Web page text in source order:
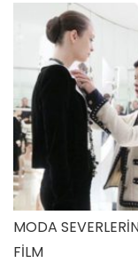
MODA
FİLM